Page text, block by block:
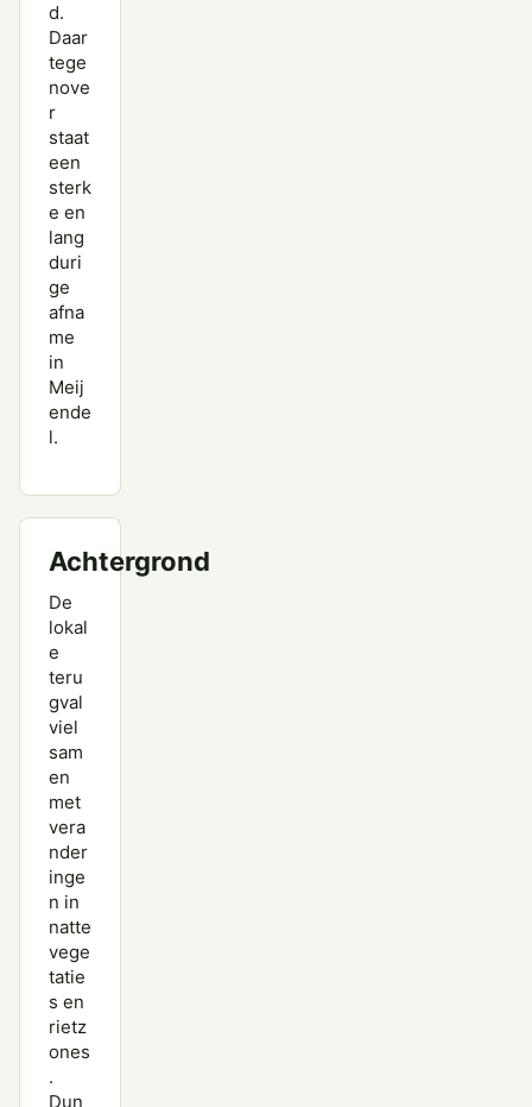
d.
Daar
tege
nove
r
staat
een
sterk
e en
lang
duri
ge
afna
me
in
Meij
ende
l.
Achtergrond
De
lokal
e
teru
gval
viel
sam
en
met
vera
nder
inge
n in
natte
vege
tatie
s en
rietz
ones
.
Dun